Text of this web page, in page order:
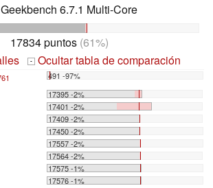
6.7.1 Multi-Core
17834 puntos(61%)
- Ocultar tabla de comparación
491 -97%
17395 -2%
17401 -2%
17409 -2%
17450 -2%
17557 -2%
17564 -2%
17575 -1%
17576 -1%